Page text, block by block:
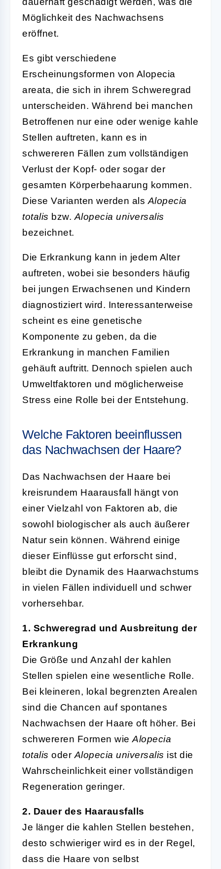
Möglichkeit des Nachwachsens
eröffnet.
Es gibt verschiedene
Erscheinungsformen von Alopecia
areata, die sich in ihrem Schweregrad
unterscheiden. Während bei manchen
Betroffenen nur eine oder wenige kahle
Stellen auftreten, kann es in
schwereren Fällen zum vollständigen
Verlust der Kopf- oder sogar der
gesamten Körperbehaarung kommen.
Diese Varianten werden als Alopecia
totalis bzw. Alopecia universalis
bezeichnet.
Die Erkrankung kann in jedem Alter
auftreten, wobei sie besonders häufig
bei jungen Erwachsenen und Kindern
diagnostiziert wird. Interessanterweise
scheint es eine genetische
Komponente zu geben, da die
Erkrankung in manchen Familien
gehäuft auftritt. Dennoch spielen auch
Umweltfaktoren und möglicherweise
Stress eine Rolle bei der Entstehung.
Welche Faktoren beeinflussen
das Nachwachsen der Haare?
Das Nachwachsen der Haare bei
kreisrundem Haarausfall hängt von
einer Vielzahl von Faktoren ab, die
sowohl biologischer als auch äußerer
Natur sein können. Während einige
dieser Einflüsse gut erforscht sind,
bleibt die Dynamik des Haarwachstums
in vielen Fällen individuell und schwer
vorhersehbar.
1. Schweregrad und Ausbreitung der
Erkrankung
Die Größe und Anzahl der kahlen
Stellen spielen eine wesentliche Rolle.
Bei kleineren, lokal begrenzten Arealen
sind die Chancen auf spontanes
Nachwachsen der Haare oft höher. Bei
schwereren Formen wie Alopecia
totalis oder Alopecia universalis ist die
Wahrscheinlichkeit einer vollständigen
Regeneration geringer.
2. Dauer des Haarausfalls
Je länger die kahlen Stellen bestehen,
desto schwieriger wird es in der Regel,
dass die Haare von selbst